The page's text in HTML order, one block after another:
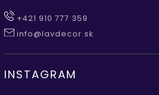
+421 910 777 359
info@lavdecor.sk
INSTAGRAM